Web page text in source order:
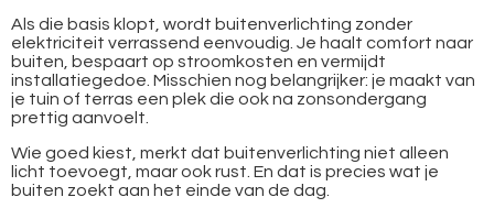
Als die basis klopt, wordt buitenverlichting zonder
elektriciteit verrassend eenvoudig. Je haalt comfort naar
buiten, bespaart op stroomkosten en vermijdt
installatiegedoe. Misschien nog belangrijker: je maakt van
je tuin of terras een plek die ook na zonsondergang
prettig aanvoelt.
Wie goed kiest, merkt dat buitenverlichting niet alleen
licht toevoegt, maar ook rust. En dat is precies wat je
buiten zoekt aan het einde van de dag.